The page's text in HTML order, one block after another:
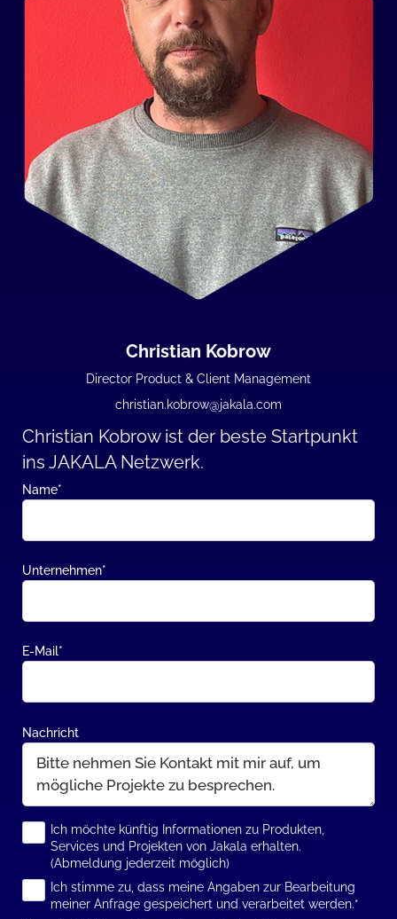
Christian Kobrow
Director Product & Client Management
christian.kobrow@jakala.com
Christian Kobrow ist der beste Startpunkt
ins JAKALA Netzwerk.
Name*
Unternehmen*
E-Mail*
Nachricht
Ich möchte künftig Informationen zu Produkten,
Services und Projekten von Jakala erhalten.
(Abmeldung jederzeit möglich)
Ich stimme zu, dass meine Angaben zur Bearbeitung
meiner Anfrage gespeichert und verarbeitet werden.*